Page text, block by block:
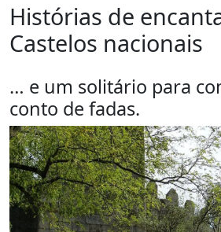
Histórias de
Castelos nacionais
… e um solitário para
conto de fadas.